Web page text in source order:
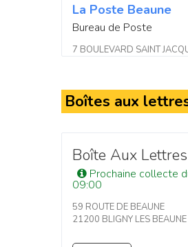
La Poste Beaune
Bureau de Poste
7 BOULEVARD SAINT
Boîtes aux
Boîte Aux
Prochaine collecte
09:00
59 ROUTE DE BEAUNE
21200 BLIGNY LES BEAUNE